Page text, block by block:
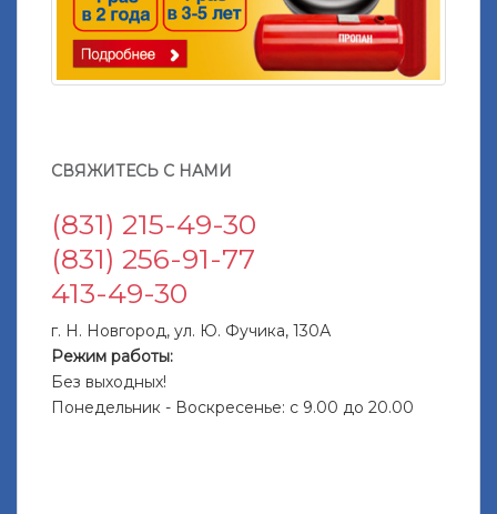
СВЯЖИТЕСЬ С НАМИ
(831) 215-49-30
(831) 256-91-77
413-49-30
г. Н. Новгород, ул. Ю. Фучика, 130А
Режим работы:
Без выходных!
Понедельник - Воскресенье: с 9.00 до 20.00